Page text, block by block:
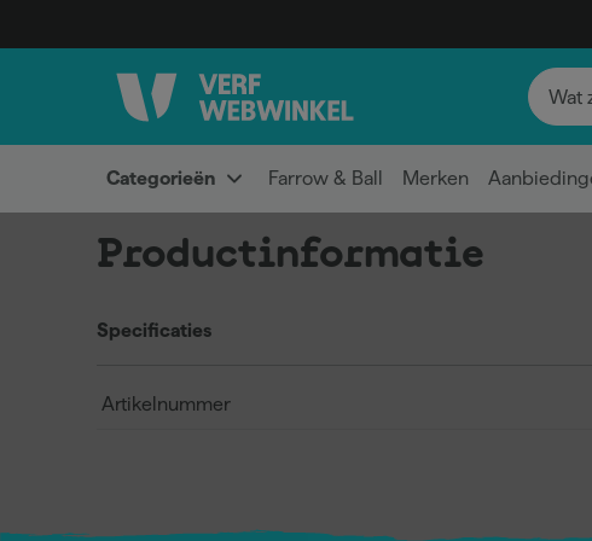
Categorieën Farrow & Ball Merken
Productinformatie
Specificaties
Artikelnummer